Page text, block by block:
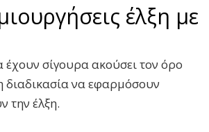
έλξη με
σίγουρα ακούσει τον όρο
διαδικασία να εφαρμόσουν
την έλξη.